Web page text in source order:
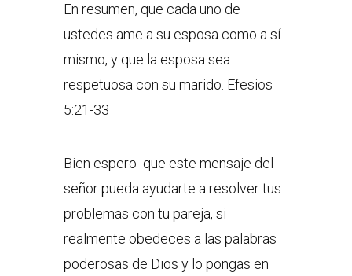
En resumen, que cada uno de
ustedes ame a su esposa como a sí
mismo, y que la esposa sea
respetuosa con su marido. Efesios
5:21-33
Bien espero que este mensaje del
señor pueda ayudarte a resolver tus
problemas con tu pareja, si
realmente obedeces a las palabras
poderosas de Dios y lo pongas en